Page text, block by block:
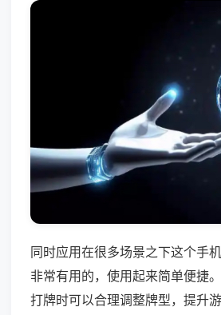
同时应用在很多场景之下这个手
非常有用的，使用起来简单便捷
打牌时可以合理调整牌型，提升